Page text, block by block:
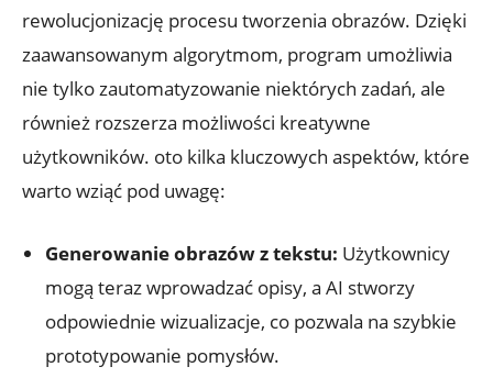
rewolucjonizację procesu tworzenia obrazów. Dzięki
zaawansowanym algorytmom, program umożliwia
nie tylko zautomatyzowanie niektórych zadań, ale
również rozszerza możliwości kreatywne
użytkowników. oto kilka kluczowych aspektów, które
warto wziąć pod uwagę:
Generowanie obrazów z tekstu: Użytkownicy
mogą teraz wprowadzać opisy, a AI stworzy
odpowiednie wizualizacje, co pozwala na szybkie
prototypowanie pomysłów.